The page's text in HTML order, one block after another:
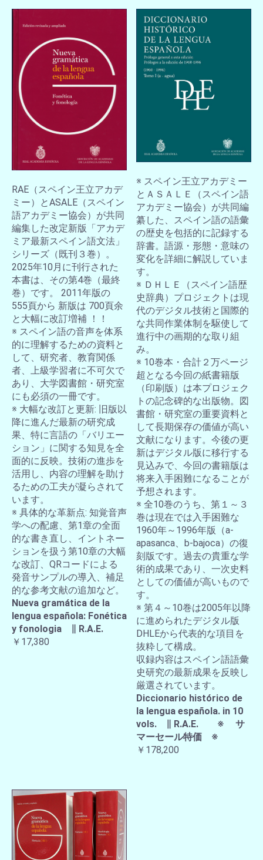
RAE（スペイン王立アカデ
ミー）とASALE（スペイン
語アカデミー協会）が共同
編集した改定新版「アカデ
ミア最新スペイン語文法」
シリーズ（既刊３巻）。
2025年10月に刊行された
本書は、その第4巻（最終
巻）です。 2011年版の
555頁から 新版は 700頁余
と大幅に改訂増補 ！！
※ スペイン語の音声を体系
的に理解するための資料と
して、研究者、教育関係
者、上級学習者に不可欠で
あり、大学図書館・研究室
にも必須の一冊です。
※ 大幅な改訂と更新: 旧版以
降に進んだ最新の研究成
果、特に言語の「バリエー
ション」に関する知見を全
面的に反映。技術の進歩を
活用し、内容の理解を助け
るための工夫が凝らされて
います。
※ 具体的な革新点: 知覚音声
学への配慮、第1章の全面
的な書き直し、イントネー
ションを扱う第10章の大幅
な改訂、QRコードによる
発音サンプルの導入、補足
的な参考文献の追加など。
Nueva gramática de la
lengua española: Fonética
y fonologia ∥ R.A.E.
￥17,380
※ スペイン王立アカデミー
とＡＳＡＬＥ（スペイン語
アカデミー協会）が共同編
纂した、スペイン語の語彙
の歴史を包括的に記録する
辞書。語源・形態・意味の
変化を詳細に解説していま
す。
※ ＤＨＬＥ（スペイン語歴
史辞典）プロジェクトは現
代のデジタル技術と国際的
な共同作業体制を駆使して
進行中の画期的な取り組
み。
※ 10巻本・合計２万ページ
超となる今回の紙書籍版
（印刷版）は本プロジェク
トの記念碑的な出版物。図
書館・研究室の重要資料と
して長期保存の価値が高い
文献になります。今後の更
新はデジタル版に移行する
見込みで、今回の書籍版は
将来入手困難になることが
予想されます。
※ 全10巻のうち、第１～３
巻は現在では入手困難な
1960年～1996年版（a-
apasanca、b-bajoca）の復
刻版です。過去の貴重な学
術的成果であり、一次史料
としての価値が高いもので
す。
※ 第４～10巻は2005年以降
に進められたデジタル版
DHLEから代表的な項目を
抜粋して構成。
収録内容はスペイン語語彙
史研究の最新成果を反映し
厳選されています。
Diccionario histórico de
la lengua española. in 10
vols. ∥ R.A.E. ※ サ
マーセール特価 ※
￥178,200